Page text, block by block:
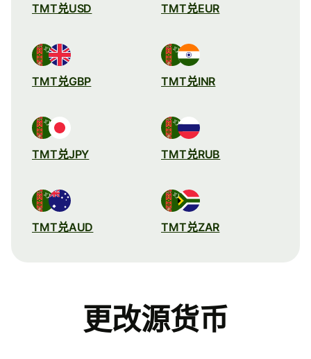
TMT兑USD TMT兑EUR
TMT兑GBP TMT兑INR
TMT兑JPY TMT兑RUB
TMT兑AUD TMT兑ZAR
更改源货币